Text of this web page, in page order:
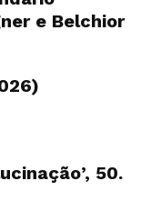
e Belchior
50.